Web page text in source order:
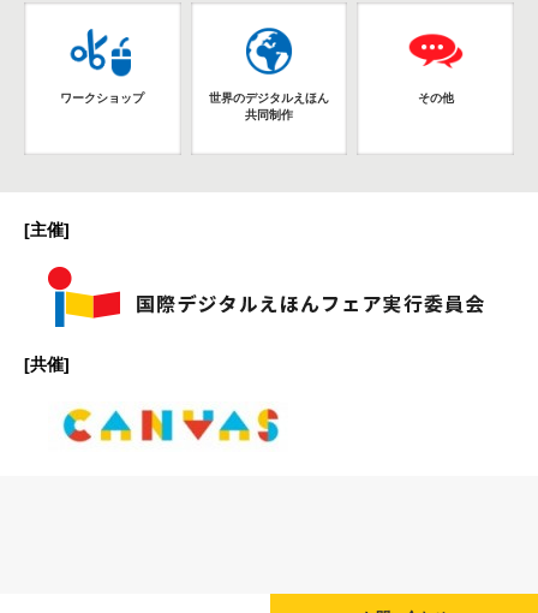
ワークショップ
世界のデジタルえほん
共同制作
その他
[主催]
[共催]